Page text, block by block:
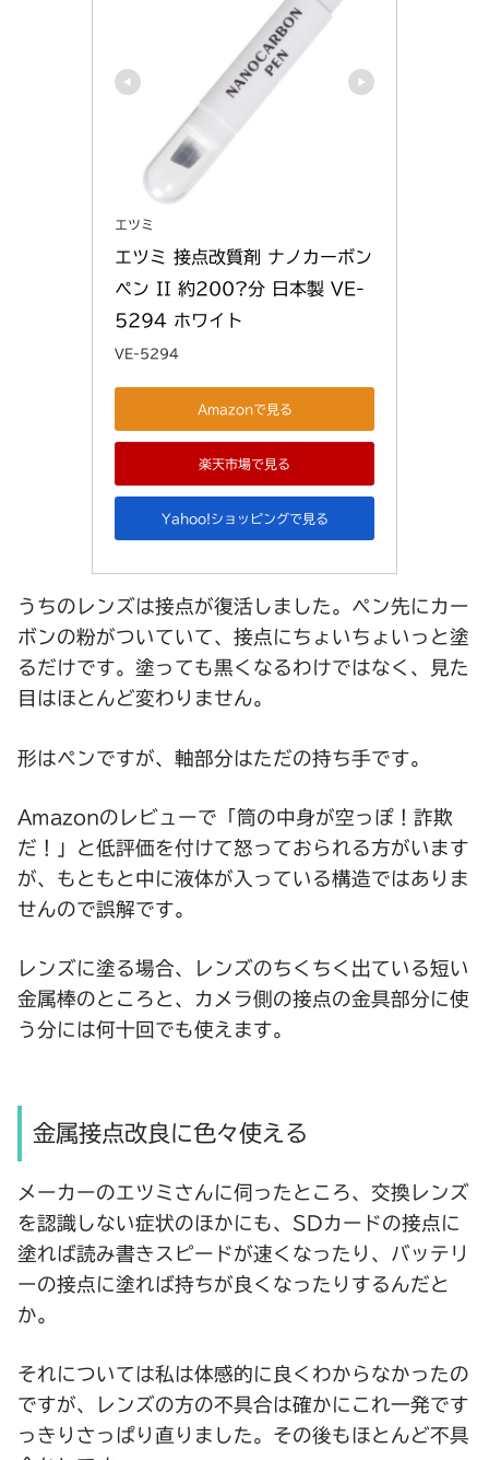
エツミ
エツミ 接点改質剤 ナノカーボン
ペン II 約200?分 日本製 VE-
5294 ホワイト
VE-5294
Amazonで見る
楽天市場で見る
Yahoo!ショッピングで見る
うちのレンズは接点が復活しました。ペン先にカー
ボンの粉がついていて、接点にちょいちょいっと塗
るだけです。塗っても黒くなるわけではなく、見た
目はほとんど変わりません。
形はペンですが、軸部分はただの持ち手です。
Amazonのレビューで「筒の中身が空っぽ！詐欺
だ！」と低評価を付けて怒っておられる方がいます
が、もともと中に液体が入っている構造ではありま
せんので誤解です。
レンズに塗る場合、レンズのちくちく出ている短い
金属棒のところと、カメラ側の接点の金具部分に使
う分には何十回でも使えます。
金属接点改良に色々使える
メーカーのエツミさんに伺ったところ、交換レンズ
を認識しない症状のほかにも、SDカードの接点に
塗れば読み書きスピードが速くなったり、バッテリ
ーの接点に塗れば持ちが良くなったりするんだと
か。
それについては私は体感的に良くわからなかったの
ですが、レンズの方の不具合は確かにこれ一発です
っきりさっぱり直りました。その後もほとんど不具